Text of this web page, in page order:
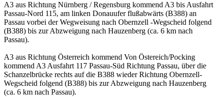
A3 aus Richtung Nürnberg / Regensburg kommend A3 bis Ausfahrt
Passau-Nord 115, am linken Donauufer flußabwärts (B388) an
Passau vorbei der Wegweisung nach Obernzell -Wegscheid folgend
(B388) bis zur Abzweigung nach Hauzenberg (ca. 6 km nach
Passau).
A3 aus Richtung Österreich kommend Von Östereich/Pocking
kommend A3 Ausfahrt 117 Passau-Süd Richtung Passau, über die
Schanzelbrücke rechts auf die B388 wieder Richtung Obernzell-
Wegscheid folgend (B388) bis zur Abzweigung nach Hauzenberg
(ca. 6 km nach Passau).